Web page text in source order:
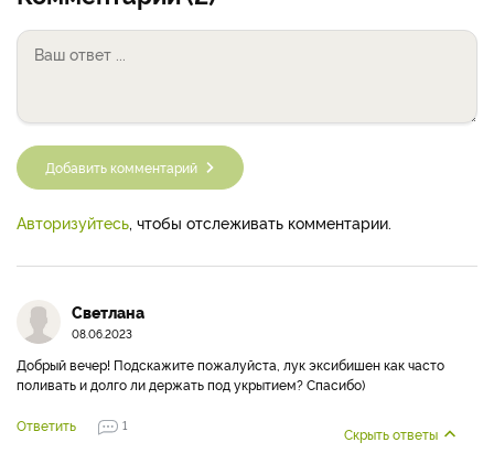
Добавить комментарий
Авторизуйтесь, чтобы отслеживать комментарии.
Светлана
08.06.2023
Добрый вечер! Подскажите пожалуйста, лук эксибишен как часто
поливать и долго ли держать под укрытием? Спасибо)
Ответить 1 Скрыть ответы